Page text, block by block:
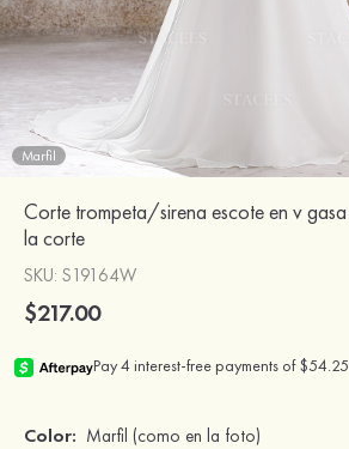
Marfil
Corte trompeta/sirena escote en v
la corte
SKU: S19164W
$217.00
Color: Marfil (como en la foto)